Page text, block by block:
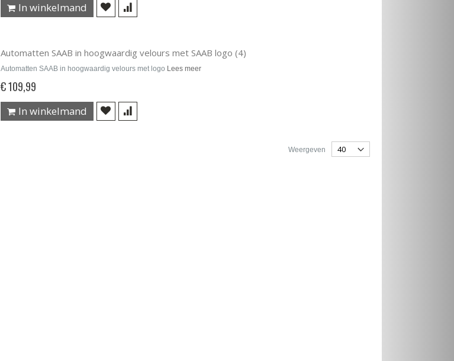
In winkelmand
Automatten SAAB in hoogwaardig velours met SAAB logo (4)
Automatten SAAB in hoogwaardig velours met logo Lees meer
€ 109,99
In winkelmand
Weergeven